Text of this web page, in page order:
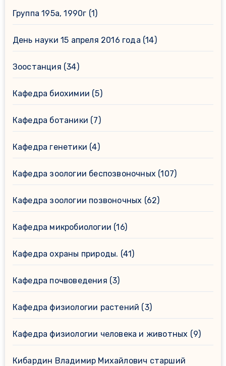
Группа 195а, 1990г (1)
День науки 15 апреля 2016 года (14)
Зоостанция (34)
Кафедра биохимии (5)
Кафедра ботаники (7)
Кафедра генетики (4)
Кафедра зоологии беспозвоночных (107)
Кафедра зоологии позвоночных (62)
Кафедра микробиологии (16)
Кафедра охраны природы. (41)
Кафедра почвоведения (3)
Кафедра физиологии растений (3)
Кафедра физиологии человека и животных (9)
Кибардин Владимир Михайлович старший